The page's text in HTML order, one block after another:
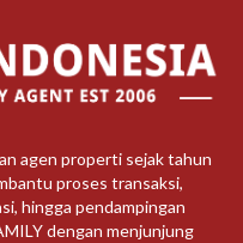
agen properti sejak tahun
proses transaksi,
hingga pendampingan
dengan menjunjung